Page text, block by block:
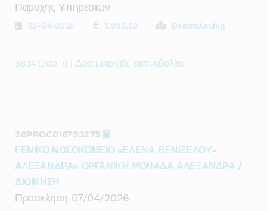
Παροχης Υπηρεσιων
23-04-2026 5.298,52 Θεσσαλονίκη
38341200-9 | Δοσιμετρητές ακτινοβολίας
26PROC018793275
ΓΕΝΙΚΟ ΝΟΣΟΚΟΜΕΙΟ «ΕΛΕΝΑ ΒΕΝΙΖΕΛΟΥ-
ΑΛΕΞΑΝΔΡΑ» ΟΡΓΑΝΙΚΗ ΜΟΝΑΔΑ ΑΛΕΞΑΝΔΡΑ /
ΔΙΟΙΚΗΣΗ
Προσκληση 07/04/2026